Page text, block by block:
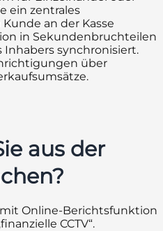
ein zentrales
an der Kasse
in Sekundenbruchteilen
synchronisiert.
über
aus der
Online-Berichtsfunktion
CCTV“.